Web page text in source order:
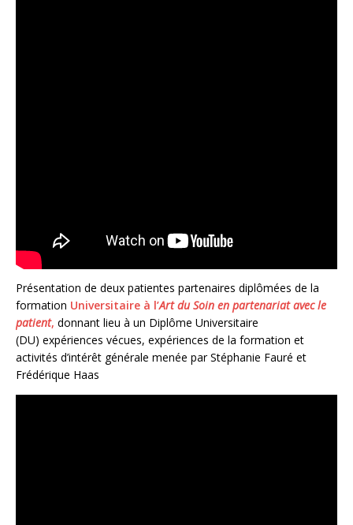
Présentation de deux patientes partenaires diplômées de la
formation Universitaire à l’Art du Soin en partenariat avec le
patient, donnant lieu à un Diplôme Universitaire
(DU) expériences vécues, expériences de la formation et
activités d’intérêt générale menée par Stéphanie Fauré et
Frédérique Haas